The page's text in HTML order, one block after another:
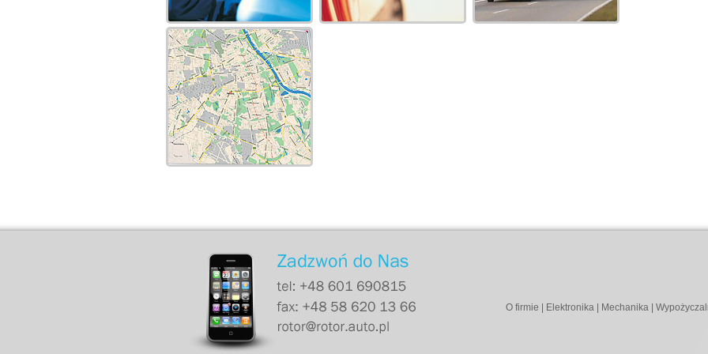
O firmie Elektronika| Mechanika|